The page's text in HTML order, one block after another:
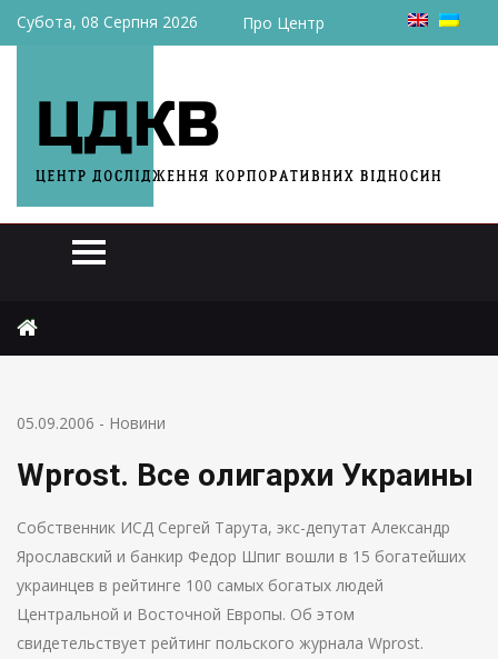
Субота, 08 Серпня 2026 Про Центр
05.09.2006 - Новини
Wprost. Все олигархи Украины
Собственник ИСД Сергей Тарута, экс-депутат Александр
Ярославский и банкир Федор Шпиг вошли в 15 богатейших
украинцев в рейтинге 100 самых богатых людей
Центральной и Восточной Европы. Об этом
свидетельствует рейтинг польского журнала Wprost.